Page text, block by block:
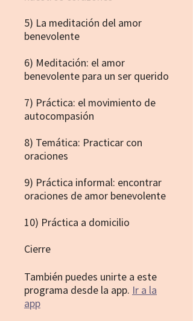
5) La meditación del amor
benevolente
6) Meditación: el amor
benevolente para un ser querido
7) Práctica: el movimiento de
autocompasión
8) Temática: Practicar con
oraciones
9) Práctica informal: encontrar
oraciones de amor benevolente
10) Práctica a domicilio
Cierre
También puedes unirte a este
programa desde la app. Ir a la
app